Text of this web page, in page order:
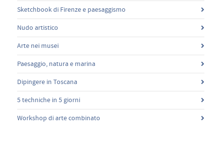
Sketchbook di Firenze e paesaggismo
Nudo artistico
Arte nei musei
Paesaggio, natura e marina
Dipingere in Toscana
5 techniche in 5 giorni
Workshop di arte combinato